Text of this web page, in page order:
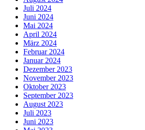
Juli 2024
Juni 2024
Mai 2024
April 2024
März 2024
Februar 2024
Januar 2024
Dezember 2023
November 2023
Oktober 2023
September 2023
August 2023
Juli 2023
Juni 2023